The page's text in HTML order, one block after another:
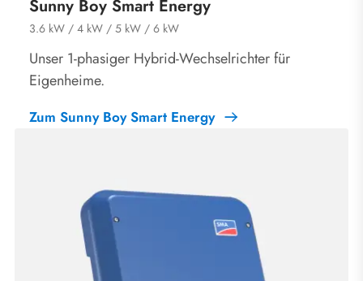
Sunny Boy Smart Energy
3.6 kW / 4 kW / 5 kW / 6 kW
Unser 1-phasiger Hybrid-Wechselrichter für
Eigenheime.
Zum Sunny Boy Smart Energy